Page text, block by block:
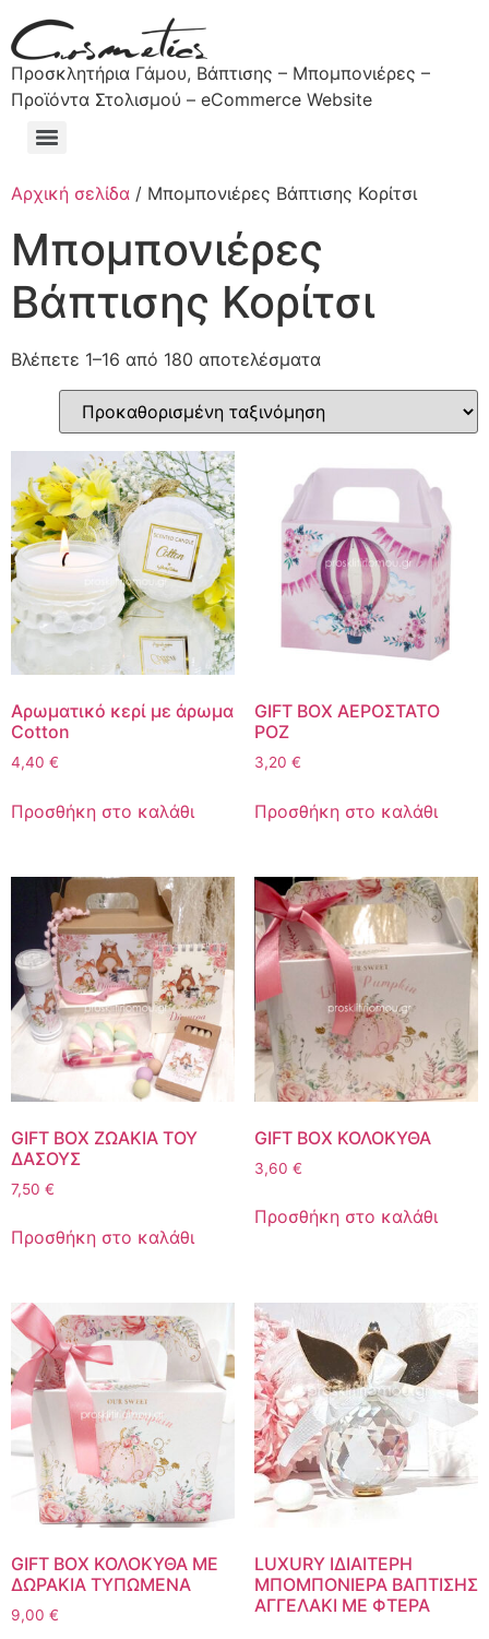
Προσκλητήρια Γάμου, Βάπτισης – Μπομπονιέρες –
Προϊόντα Στολισμού – eCommerce Website
Αρχική σελίδα / Μπομπονιέρες Βάπτισης Κορίτσι
Μπομπονιέρες
Βάπτισης Κορίτσι
Βλέπετε 1–16 από 180 αποτελέσματα
Aρωματικό κερί με άρωμα
Cotton
4,40 €
Προσθήκη στο καλάθι
GIFT BOX ΑΕΡΟΣΤΑΤΟ
ΡΟΖ
3,20 €
Προσθήκη στο καλάθι
GIFT BOX ΖΩΑΚΙΑ ΤΟΥ
ΔΑΣΟΥΣ
7,50 €
Προσθήκη στο καλάθι
GIFT BOX ΚΟΛΟΚΥΘΑ
3,60 €
Προσθήκη στο καλάθι
GIFT BOX ΚΟΛΟΚΥΘΑ ME
ΔΩΡΑΚΙΑ ΤΥΠΩΜΕΝΑ
9,00 €
LUXURY ΙΔΙΑΙΤΕΡΗ
ΜΠΟΜΠΟΝΙΕΡΑ ΒΑΠΤΙΣΗΣ
ΑΓΓΕΛΑΚΙ ΜΕ ΦΤΕΡΑ